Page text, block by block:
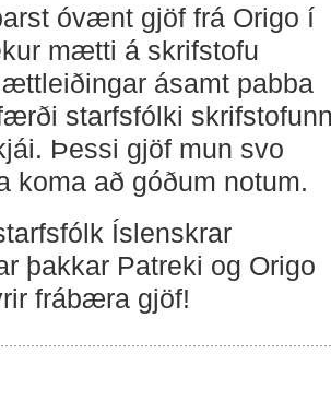
óvænt gjöf frá Origo í
mætti á skrifstofu
ásamt pabba
starfsfólki
Þessi gjöf mun svo
koma að góðum notum.
Íslenskrar
þakkar Patreki og Origo
frábæra gjöf!